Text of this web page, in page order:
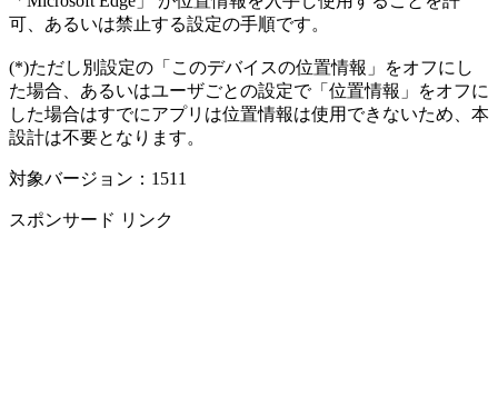
可、あるいは禁止する設定の手順です。
(*)ただし別設定の「このデバイスの位置情報」をオフにし
た場合、あるいはユーザごとの設定で「位置情報」をオフに
した場合はすでにアプリは位置情報は使用できないため、本
設計は不要となります。
対象バージョン：1511
スポンサード リンク